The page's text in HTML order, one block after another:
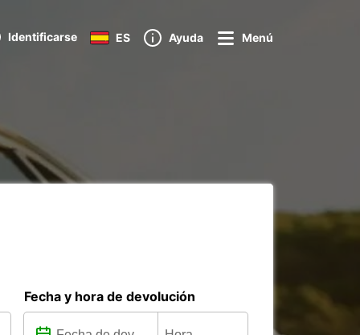
Identificarse ES Ayuda Menú
Fecha y hora de devolución